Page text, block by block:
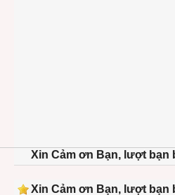
Xin Cảm ơn Bạn, lượt bạn
Xin Cảm ơn Bạn, lượt bạn